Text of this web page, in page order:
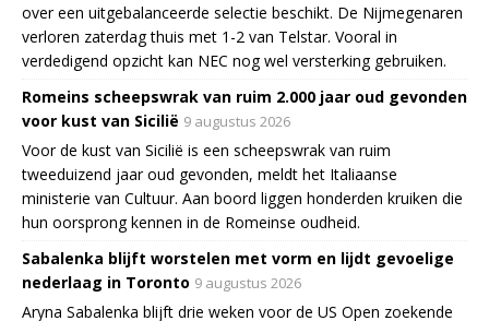
over een uitgebalanceerde selectie beschikt. De Nijmegenaren
verloren zaterdag thuis met 1-2 van Telstar. Vooral in
verdedigend opzicht kan NEC nog wel versterking gebruiken.
Romeins scheepswrak van ruim 2.000 jaar oud gevonden
voor kust van Sicilië 9 augustus 2026
Voor de kust van Sicilië is een scheepswrak van ruim
tweeduizend jaar oud gevonden, meldt het Italiaanse
ministerie van Cultuur. Aan boord liggen honderden kruiken die
hun oorsprong kennen in de Romeinse oudheid.
Sabalenka blijft worstelen met vorm en lijdt gevoelige
nederlaag in Toronto 9 augustus 2026
Aryna Sabalenka blijft drie weken voor de US Open zoekende